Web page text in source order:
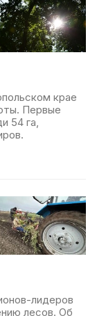
крае
Первые
54 га,
лидеров
лесов. Об